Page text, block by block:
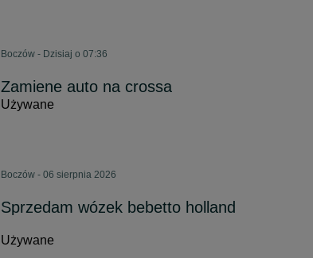
Boczów - Dzisiaj o 07:36
Zamiene auto na crossa
Używane
Boczów - 06 sierpnia 2026
Sprzedam wózek bebetto holland
Używane